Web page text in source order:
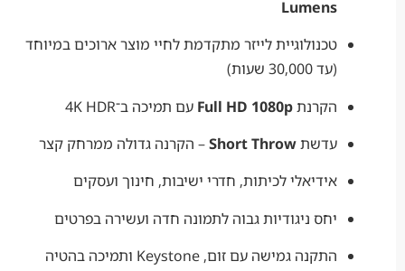
טכנולוגיית לייזר מתקדמת לחיי מוצר ארוכים במיוחד
Full HD 1080pעם תמיכה ב־4K HDR
Short Throw– הקרנה גדולה ממרחק קצר
אידיאלי לכיתות, חדרי ישיבות, חינוך ועסקים
יחס ניגודיות גבוה לתמונה חדה ועשירה בפרטים
התקנה גמישה עם זום, Keystone ותמיכה בהטיה